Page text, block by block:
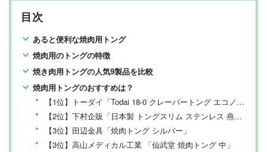
目次
あると便利な焼肉用トング
焼肉用のトングの特徴
焼き肉用トングの人気9製品を比較
焼肉用トングのおすすめは？
【1位】トーダイ「Todai 18-0 クレーバートング エコノミータイプ」
【2位】下村企販「日本製 トングスリム ステンレス 燕三条 仙武堂」
【3位】田辺金具「焼肉トング シルバー」
【3位】高山メディカル工業 「仙武堂 焼肉トング 中」